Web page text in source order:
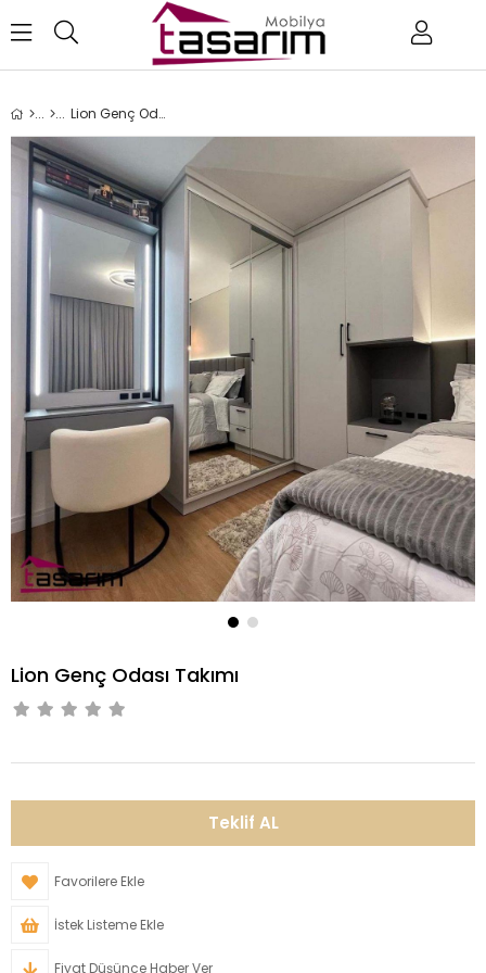
Lion Genç Odası Takımı
Lion Genç Odası Takımı
Favorilere Ekle
İstek Listeme Ekle
Fiyat Düşünce Haber Ver